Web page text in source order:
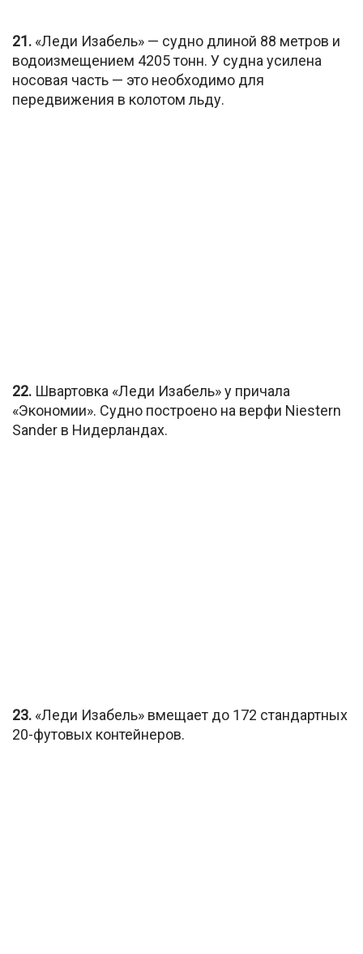
21. «Леди Изабель» — судно длиной 88 метров и
водоизмещением 4205 тонн. У судна усилена
носовая часть — это необходимо для
передвижения в колотом льду.
22. Швартовка «Леди Изабель» у причала
«Экономии». Судно построено на верфи Niestern
Sander в Нидерландах.
23. «Леди Изабель» вмещает до 172 стандартных
20-футовых контейнеров.